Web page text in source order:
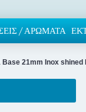
/ ΑΡΏΜΑΤΑ
Base 21mm Inox shined